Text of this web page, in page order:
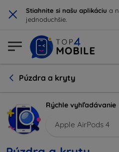
× Stiahnite si našu aplikáciu a
jednoduchšie.
Púzdra a kryty
Rýchle vyhľadávanie
Apple AirPods 4